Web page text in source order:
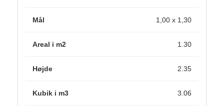
1,00 x 1,30
1.30
2.35
3.06